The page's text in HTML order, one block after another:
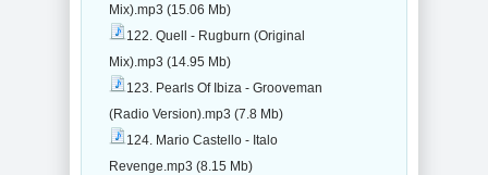
Mix).mp3 (15.06 Mb)
122. Quell - Rugburn (Original
Mix).mp3 (14.95 Mb)
123. Pearls Of Ibiza - Grooveman
(Radio Version).mp3 (7.8 Mb)
124. Mario Castello - Italo
Revenge.mp3 (8.15 Mb)